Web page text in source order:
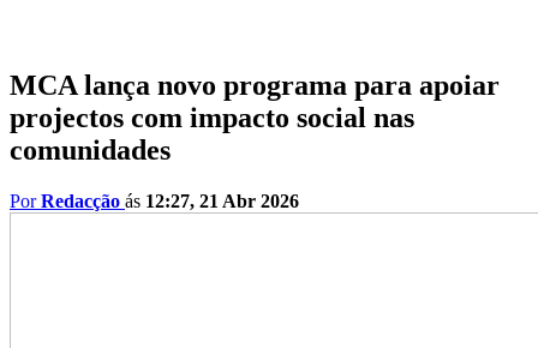
MCA lança novo programa para apoiar
projectos com impacto social nas
comunidades
PorRedacção ás 12:27, 21 Abr 2026